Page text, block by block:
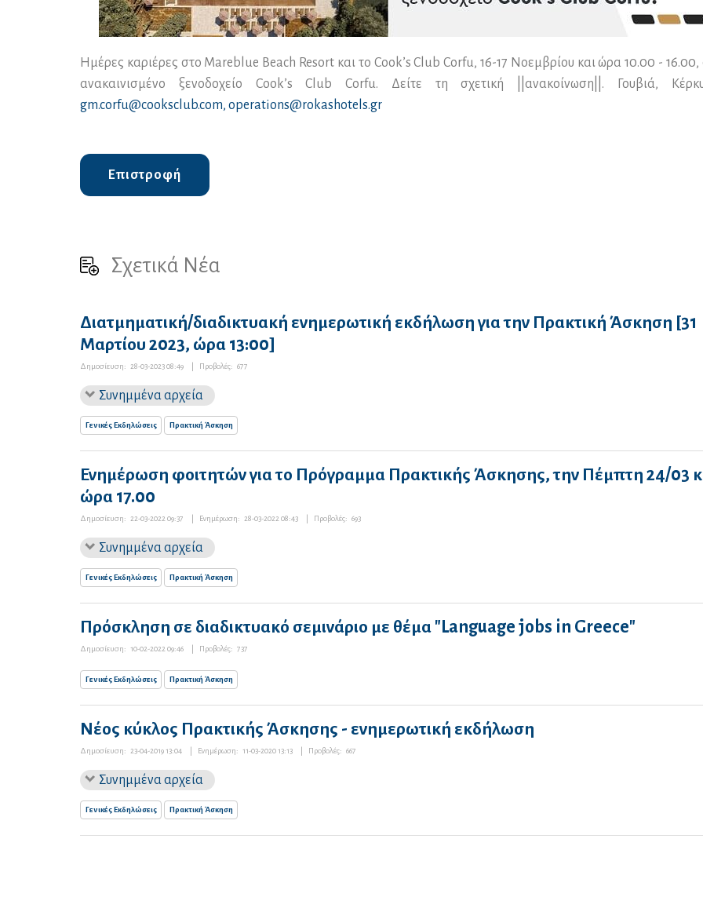
Ημέρες καριέρες στο Mareblue Beach Resort και το Cook’s Club Corfu, 16-17 Νοεμβρίου και ώρα 10.00 - 16.00,
ανακαινισμένο ξενοδοχείο Cook’s Club Corfu. Δείτε τη σχετική ||ανακοίνωση||. Γουβιά,
gm.corfu@cooksclub.com, operations@rokashotels.gr
Επιστροφή
Σχετικά Νέα
Διατμηματική/διαδικτυακή ενημερωτική εκδήλωση για την Πρακτική Άσκηση [31
Μαρτίου 2023, ώρα 13:00]
Δημοσίευση: 28-03-2023 08:49 Προβολές: 677
Συνημμένα αρχεία
Γενικές Εκδηλώσεις Πρακτική Άσκηση
Ενημέρωση φοιτητών για το Πρόγραμμα Πρακτικής Άσκησης, την Πέμπτη 24/03
ώρα 17.00
Δημοσίευση: 22-03-2022 09:37 Ενημέρωση: 28-03-2022 08:43 Προβολές: 693
Συνημμένα αρχεία
Γενικές Εκδηλώσεις Πρακτική Άσκηση
Πρόσκληση σε διαδικτυακό σεμινάριο με θέμα "Language jobs in Greece"
Δημοσίευση: 10-02-2022 09:46 Προβολές: 737
Γενικές Εκδηλώσεις Πρακτική Άσκηση
Νέος κύκλος Πρακτικής Άσκησης - ενημερωτική εκδήλωση
Δημοσίευση: 23-04-2019 13:04 Ενημέρωση: 11-03-2020 13:13 Προβολές: 667
Συνημμένα αρχεία
Γενικές Εκδηλώσεις Πρακτική Άσκηση